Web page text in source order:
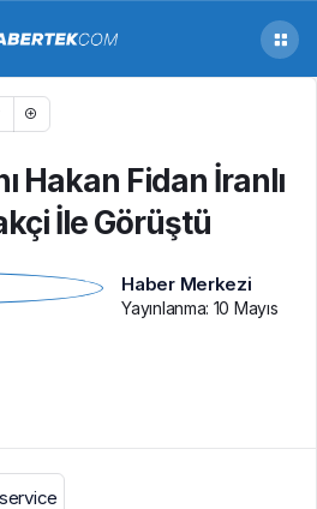
Hakan Fidan İranlı
İle Görüştü
Haber Merkezi
Yayınlanma: 10 Mayıs
Fidan İranlı
Görüştü